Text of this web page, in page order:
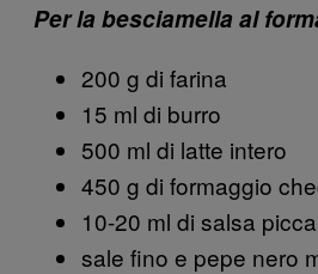
Per la besciamella al
200 g di farina
15 ml di burro
500 ml di latte intero
450 g di formaggio
10-20 ml di salsa
sale fino e pepe nero